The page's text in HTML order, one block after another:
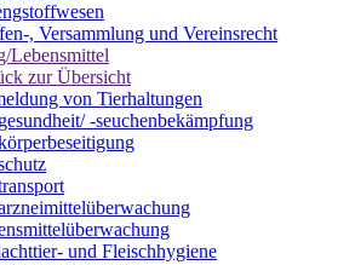
, Versammlung und Vereinsrecht
Lebensmittel
zur Übersicht
von Tierhaltungen
-seuchenbekämpfung
und Fleischhygiene